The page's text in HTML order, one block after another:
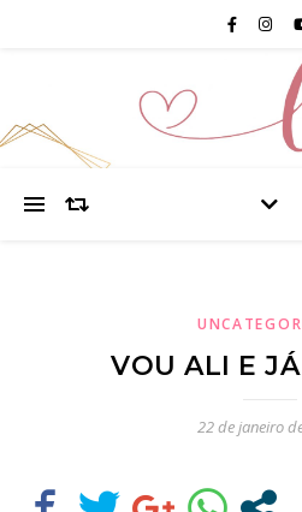
VOU ALI E
22 de janeiro